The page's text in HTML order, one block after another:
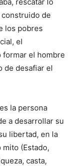
de
los pobres
el
el hombre
de desafiar el
la persona
a desarrollar su
libertad, en la
(Estado,
casta,